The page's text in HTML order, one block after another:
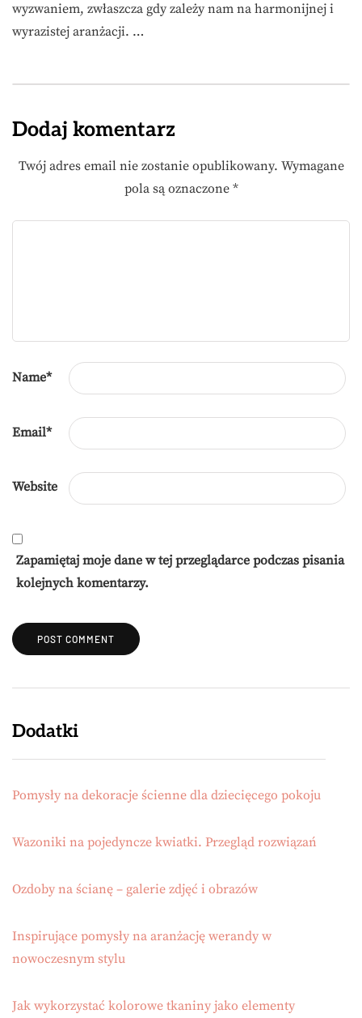
wyzwaniem, zwłaszcza gdy zależy nam na harmonijnej i
wyrazistej aranżacji. …
Dodaj komentarz
Twój adres email nie zostanie opublikowany. Wymagane
pola są oznaczone *
Name*
Email*
Website
Zapamiętaj moje dane w tej przeglądarce podczas pisania
kolejnych komentarzy.
Dodatki
Pomysły na dekoracje ścienne dla dziecięcego pokoju
Wazoniki na pojedyncze kwiatki. Przegląd rozwiązań
Ozdoby na ścianę – galerie zdjęć i obrazów
Inspirujące pomysły na aranżację werandy w
nowoczesnym stylu
Jak wykorzystać kolorowe tkaniny jako elementy